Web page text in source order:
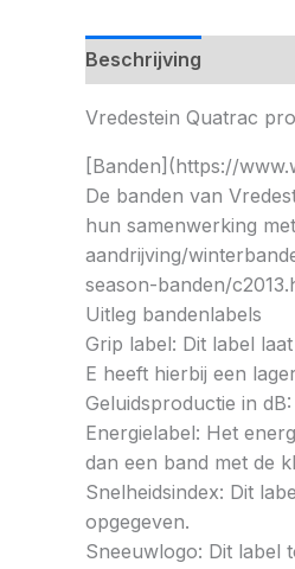
Beschrijving
Vredestein Quatrac
[Banden](https://
De banden van
hun samenwerking
aandrijving/
season-banden/
Uitleg bandenlabels
Grip label: Dit label
E heeft hierbij een
Geluidsproductie in
Energielabel: Het
dan een band met de
Snelheidsindex: Dit
opgegeven.
Sneeuwlogo: Dit label